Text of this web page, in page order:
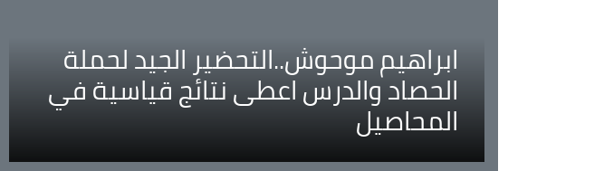
ابراهيم موحوش..التحضير الجيد لحملة
الحصاد والدرس اعطى نتائج قياسية في
المحاصيل